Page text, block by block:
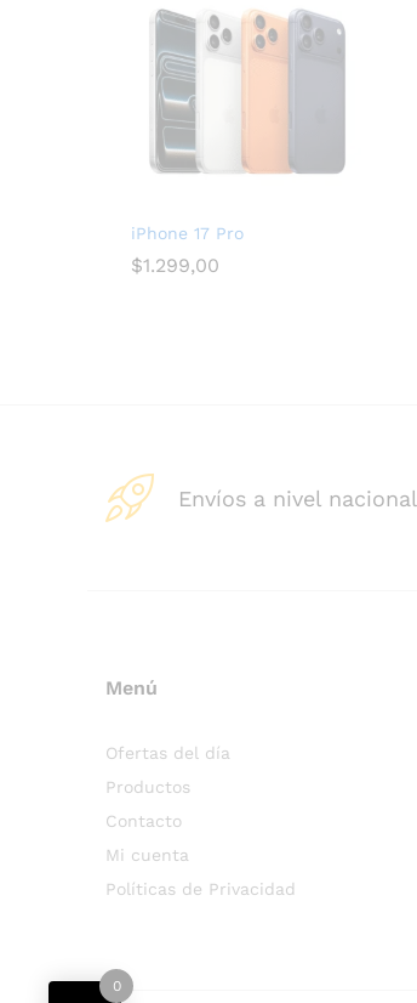
iPhone 17 Pro
$1.299,00
Envíos a nivel nacional
Menú
Ofertas del día
Productos
Contacto
Mi cuenta
Políticas de Privacidad
0